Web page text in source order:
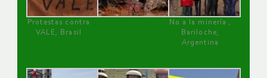
Protestas contra
VALE, Brasil
No a la minería ,
Bariloche,
Argentina